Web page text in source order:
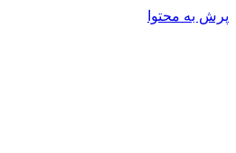
پرش به محتوا